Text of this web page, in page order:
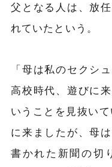
父となる人は、放
れていたという。
「母は私のセクシ
高校時代、遊びに
いうことを見抜い
に来ましたが、母
書かれた新聞の切